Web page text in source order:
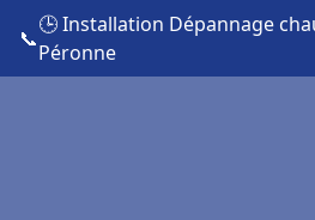
📞
🕒 Installation Dépannage
Péronne